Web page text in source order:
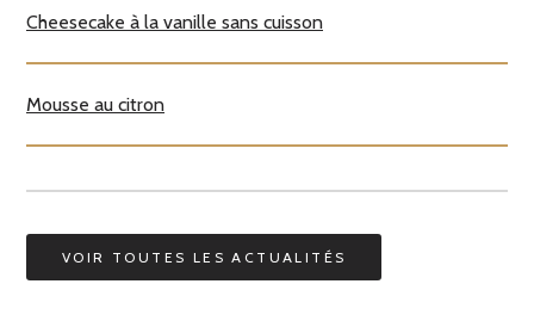
Cheesecake à la vanille sans cuisson
Mousse au citron
VOIR TOUTES LES ACTUALITÉS